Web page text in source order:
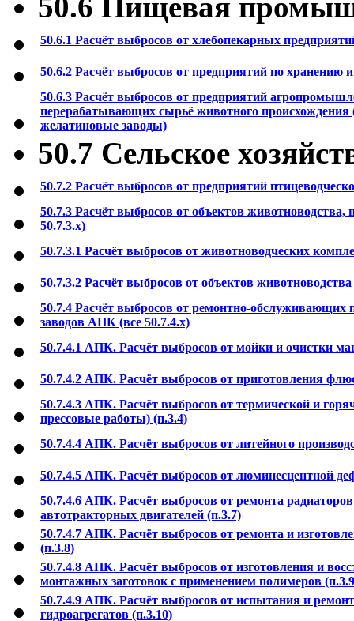
50.6.1 Расчёт выбросов от хлебопекарных
50.6.2 Расчёт выбросов от предприятий по хранению и
50.6.3 Расчёт выбросов от предприятий
перерабатывающих сырьё животного
желатиновые заводы)
50.7 Сельское
50.7.2 Расчёт выбросов от предприятий
50.7.3 Расчёт выбросов от объектов животноводства,
50.7.3.х)
50.7.3.1 Расчёт выбросов от животноводческих
50.7.3.2 Расчёт выбросов от объектов
50.7.4 Расчёт выбросов от ремонтно-
заводов АПК (все 50.7.4.х)
50.7.4.1 АПК. Расчёт выбросов от мойки и очистки
50.7.4.2 АПК. Расчёт выбросов от приготовления
50.7.4.3 АПК. Расчёт выбросов от термической и
прессовые работы) (п.3.4)
50.7.4.4 АПК. Расчёт выбросов от литейного
50.7.4.5 АПК. Расчёт выбросов от люминесцентной
50.7.4.6 АПК. Расчёт выбросов от ремонта
автотракторных двигателей (п.3.7)
50.7.4.7 АПК. Расчёт выбросов от ремонта и
(п.3.8)
50.7.4.8 АПК. Расчёт выбросов от изготовления и
монтажных заготовок с применением полимеров
50.7.4.9 АПК. Расчёт выбросов от испытания и
гидроагрегатов (п.3.10)